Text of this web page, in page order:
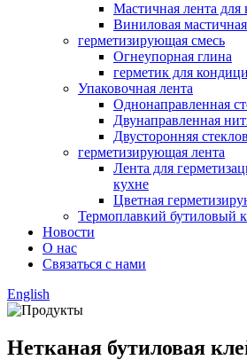
Мастичная лента для
Виниловая
герметизирующая смесь
Огнеупорная глина
герметик для
Упаковочная лента
Однонаправленная
Двунаправленная
Двусторонняя
герметизирующая лента
Лента для
кухне
Цветная
Термоплавкий бутиловый
Новости
О нас
Связаться с нами
English
Нетканая бутиловая